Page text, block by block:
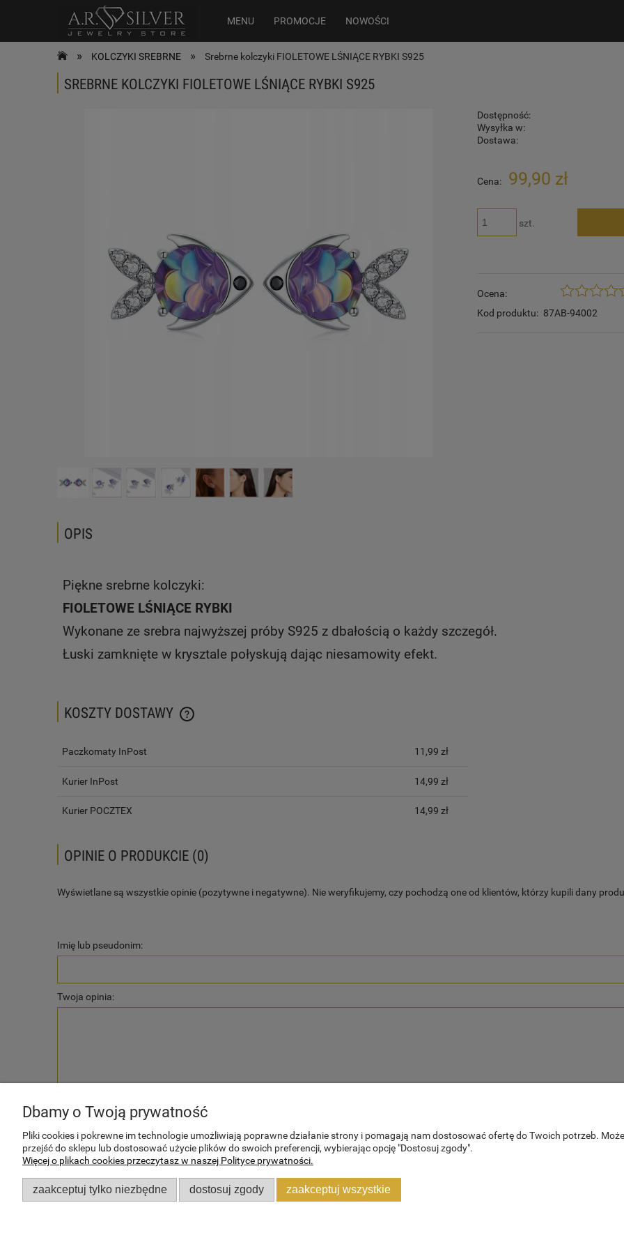
MENU PROMOCJE NOWOŚCI
» KOLCZYKI SREBRNE » Srebrne kolczyki FIOLETOWE LŚNIĄCE RYBKI S925
SREBRNE KOLCZYKI FIOLETOWE LŚNIĄCE RYBKI S925
Dostępność:
Wysyłka w:
Dostawa:
Cena: 99,90 zł
szt.
Ocena:
Kod produktu: 87AB-94002
OPIS
Piękne srebrne kolczyki:
FIOLETOWE LŚNIĄCE RYBKI
Wykonane ze srebra najwyższej próby S925 z dbałością o każdy szczegół.
Łuski zamknięte w krysztale połyskują dając niesamowity efekt.
KOSZTY DOSTAWY
Paczkomaty InPost 11,99 zł
Kurier InPost 14,99 zł
Kurier POCZTEX 14,99 zł
OPINIE O PRODUKCIE (0)
Wyświetlane są wszystkie opinie (pozytywne i negatywne). Nie weryfikujemy, czy pochodzą one od klientów, którzy kupili dany
Imię lub pseudonim:
Twoja opinia:
POMOC
Zwroty i reklamacje
MOJE KONTO
Twoje zamówienia
Dbamy o Twoją prywatność
Pliki cookies i pokrewne im technologie umożliwiają poprawne działanie strony i pomagają nam dostosować ofertę do Twoich potrzeb.
przejść do sklepu lub dostosować użycie plików do swoich preferencji, wybierając opcję "Dostosuj zgody".
Więcej o plikach cookies przeczytasz w naszej Polityce prywatności.
zaakceptuj tylko niezbędne dostosuj zgody zaakceptuj wszystkie